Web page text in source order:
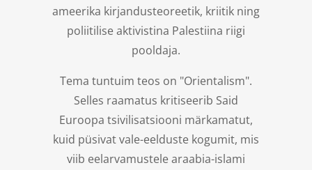
ameerika kirjandusteoreetik, kriitik ning
poliitilise aktivistina Palestiina riigi
pooldaja.
Tema tuntuim teos on "Orientalism".
Selles raamatus kritiseerib Said
Euroopa tsivilisatsiooni märkamatut,
kuid püsivat vale-eelduste kogumit, mis
viib eelarvamustele araabia-islami